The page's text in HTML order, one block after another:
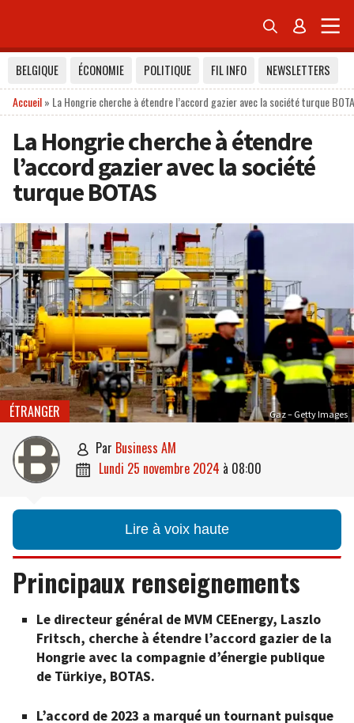
 
BELGIQUE ÉCONOMIE POLITIQUE FIL INFO
NEWSLETTERS
Accueil» La Hongrie cherche à étendre l’accord gazier avec la société turque
La Hongrie cherche à étendre
l’accord gazier avec la société
turque BOTAS
Gaz – Getty Images
ÉTRANGER
 par Business AM
 lundi 25 novembre 2024 à 08:00
Lire à voix haute
Principaux renseignements
Le directeur général de MVM CEEnergy, Laszlo
Fritsch, cherche à étendre l’accord gazier de la
Hongrie avec la compagnie d’énergie publique
de Türkiye, BOTAS.
L’accord de 2023 a marqué un tournant puisque